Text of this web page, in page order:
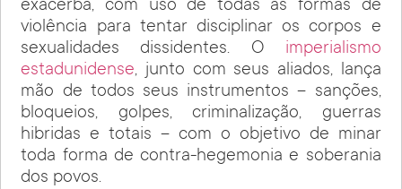
exacerba, com uso de todas as formas de
violência para tentar disciplinar os corpos e
sexualidades dissidentes. O imperialismo
estadunidense, junto com seus aliados, lança
mão de todos seus instrumentos – sanções,
bloqueios, golpes, criminalização, guerras
hibridas e totais – com o objetivo de minar
toda forma de contra-hegemonia e soberania
dos povos.